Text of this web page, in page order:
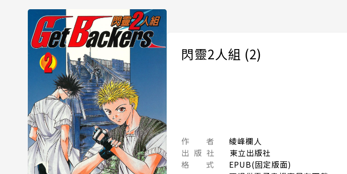
閃靈2人組 (2)
作 者
綾峰欄人
出 版 社
東立出版社
格 式
EPUB(固定版面)